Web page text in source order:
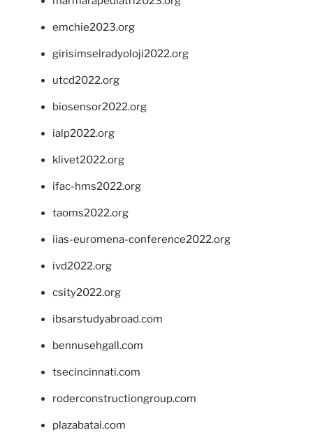
emchie2023.org
girisimselradyoloji2022.org
utcd2022.org
biosensor2022.org
ialp2022.org
klivet2022.org
ifac-hms2022.org
taoms2022.org
iias-euromena-conference2022.org
ivd2022.org
csity2022.org
ibsarstudyabroad.com
bennusehgall.com
tsecincinnati.com
roderconstructiongroup.com
plazabatai.com